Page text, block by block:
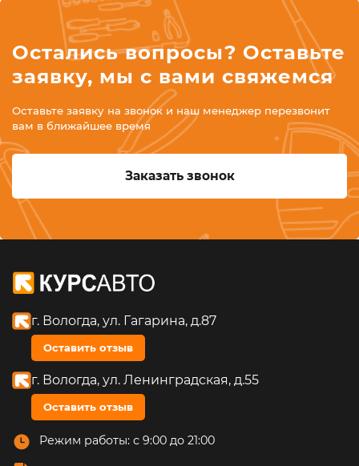
Остались вопросы? Оставьте
заявку, мы с вами свяжемся
Оставьте заявку на звонок и наш менеджер перезвонит
вам в ближайшее время
Заказать звонок
г. Вологда, ул. Гагарина, д.87
Оставить отзыв
г. Вологда, ул. Ленинградская, д.55
Оставить отзыв
Режим работы: с 9:00 до 21:00